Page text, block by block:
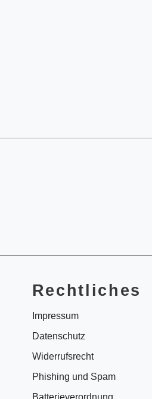
Rechtliches
Impressum
Datenschutz
Widerrufsrecht
Phishing und Spam
Batterieverordnung